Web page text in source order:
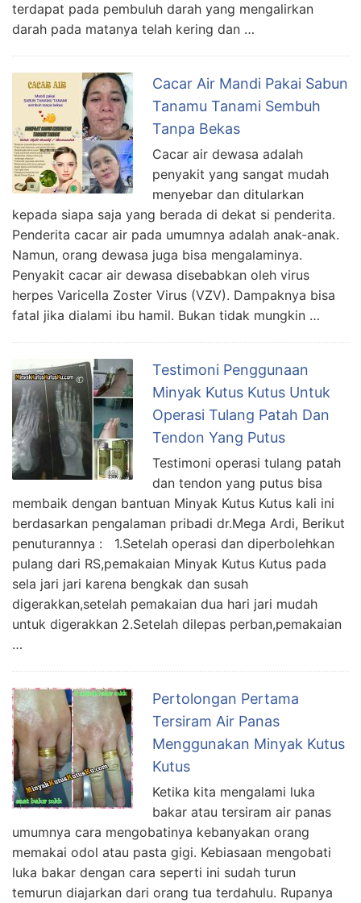
terdapat pada pembuluh darah yang mengalirkan
darah pada matanya telah kering dan …
Cacar Air Mandi Pakai Sabun
Tanamu Tanami Sembuh
Tanpa Bekas
Cacar air dewasa adalah
penyakit yang sangat mudah
menyebar dan ditularkan
kepada siapa saja yang berada di dekat si penderita.
Penderita cacar air pada umumnya adalah anak-anak.
Namun, orang dewasa juga bisa mengalaminya.
Penyakit cacar air dewasa disebabkan oleh virus
herpes Varicella Zoster Virus (VZV). Dampaknya bisa
fatal jika dialami ibu hamil. Bukan tidak mungkin …
Testimoni Penggunaan
Minyak Kutus Kutus Untuk
Operasi Tulang Patah Dan
Tendon Yang Putus
Testimoni operasi tulang patah
dan tendon yang putus bisa
membaik dengan bantuan Minyak Kutus Kutus kali ini
berdasarkan pengalaman pribadi dr.Mega Ardi, Berikut
penuturannya : 1.Setelah operasi dan diperbolehkan
pulang dari RS,pemakaian Minyak Kutus Kutus pada
sela jari jari karena bengkak dan susah
digerakkan,setelah pemakaian dua hari jari mudah
untuk digerakkan 2.Setelah dilepas perban,pemakaian
…
Pertolongan Pertama
Tersiram Air Panas
Menggunakan Minyak Kutus
Kutus
Ketika kita mengalami luka
bakar atau tersiram air panas
umumnya cara mengobatinya kebanyakan orang
memakai odol atau pasta gigi. Kebiasaan mengobati
luka bakar dengan cara seperti ini sudah turun
temurun diajarkan dari orang tua terdahulu. Rupanya